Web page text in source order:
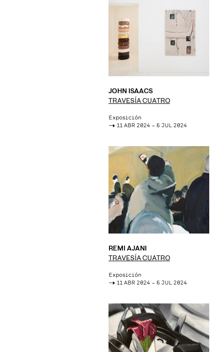
JOHN ISAACS
TRAVESÍA CUATRO
Exposición
-> 11 ABR 2024 – 6 JUL 2024
REMI AJANI
TRAVESÍA CUATRO
Exposición
-> 11 ABR 2024 – 6 JUL 2024